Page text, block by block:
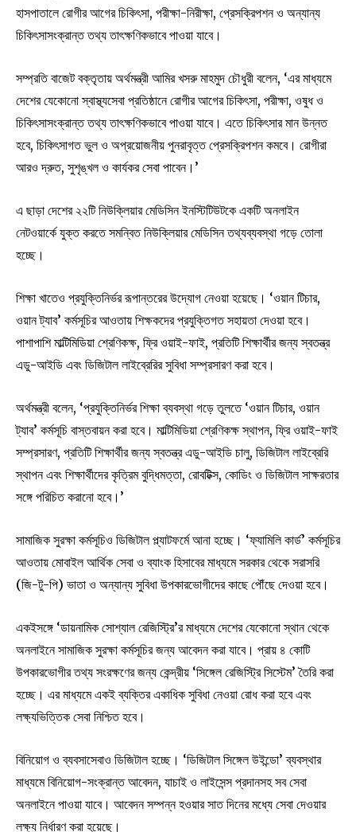
হাসপাতালে রোগীর আগের চিকিৎসা, পরীক্ষা-নিরীক্ষা, প্রেসক্রিপশন ও অন্যান্য
চিকিৎসাসংক্রান্ত তথ্য তাৎক্ষণিকভাবে পাওয়া যাবে।
সম্প্রতি বাজেট বক্তৃতায় অর্থমন্ত্রী আমির খসরু মাহমুদ চৌধুরী বলেন, ‘এর মাধ্যমে
দেশের যেকোনো স্বাস্থ্যসেবা প্রতিষ্ঠানে রোগীর আগের চিকিৎসা, পরীক্ষা, ওষুধ ও
চিকিৎসাসংক্রান্ত তথ্য তাৎক্ষণিকভাবে পাওয়া যাবে। এতে চিকিৎসার মান উন্নত
হবে, চিকিৎসাগত ভুল ও অপ্রয়োজনীয় পুনরাবৃত্ত প্রেসক্রিপশন কমবে। রোগীরা
আরও দ্রুত, সুশৃঙ্খল ও কার্যকর সেবা পাবেন।’
এ ছাড়া দেশের ২২টি নিউক্লিয়ার মেডিসিন ইনস্টিটিউটকে একটি অনলাইন
নেটওয়ার্কে যুক্ত করতে সমন্বিত নিউক্লিয়ার মেডিসিন তথ্যব্যবস্থা গড়ে তোলা
হচ্ছে।
শিক্ষা খাতেও প্রযুক্তিনির্ভর রূপান্তরের উদ্যোগ নেওয়া হয়েছে। ‘ওয়ান টিচার,
ওয়ান ট্যাব’ কর্মসূচির আওতায় শিক্ষকদের প্রযুক্তিগত সহায়তা দেওয়া হবে।
পাশাপাশি মাল্টিমিডিয়া শ্রেণিকক্ষ, ফ্রি ওয়াই-ফাই, প্রতিটি শিক্ষার্থীর জন্য স্বতন্ত্র
এডু-আইডি এবং ডিজিটাল লাইব্রেরির সুবিধা সম্প্রসারণ করা হবে।
অর্থমন্ত্রী বলেন, ‘প্রযুক্তিনির্ভর শিক্ষা ব্যবস্থা গড়ে তুলতে ‘ওয়ান টিচার, ওয়ান
ট্যাব’ কর্মসূচি বাস্তবায়ন করা হবে। মাল্টিমিডিয়া শ্রেণিকক্ষ স্থাপন, ফ্রি ওয়াই-ফাই
সম্প্রসারণ, প্রতিটি শিক্ষার্থীর জন্য স্বতন্ত্র এডু-আইডি চালু, ডিজিটাল লাইব্রেরি
স্থাপন এবং শিক্ষার্থীদের কৃত্রিম বুদ্ধিমত্তা, রোবটিক্স, কোডিং ও ডিজিটাল সাক্ষরতার
সঙ্গে পরিচিত করানো হবে।’
সামাজিক সুরক্ষা কর্মসূচিও ডিজিটাল প্ল্যাটফর্মে আনা হচ্ছে। ‘ফ্যামিলি কার্ড’ কর্মসূচির
আওতায় মোবাইল আর্থিক সেবা ও ব্যাংক হিসাবের মাধ্যমে সরকার থেকে সরাসরি
(জি-টু-পি) ভাতা ও অন্যান্য সুবিধা উপকারভোগীদের কাছে পৌঁছে দেওয়া হবে।
একইসঙ্গে ‘ডায়নামিক সোশ্যাল রেজিস্ট্রি’র মাধ্যমে দেশের যেকোনো স্থান থেকে
অনলাইনে সামাজিক সুরক্ষা কর্মসূচির জন্য আবেদন করা যাবে। প্রায় ৪ কোটি
উপকারভোগীর তথ্য সংরক্ষণের জন্য কেন্দ্রীয় ‘সিঙ্গেল রেজিস্ট্রি সিস্টেম’ তৈরি করা
হচ্ছে। এর মাধ্যমে একই ব্যক্তির একাধিক সুবিধা নেওয়া রোধ করা হবে এবং
লক্ষ্যভিত্তিক সেবা নিশ্চিত হবে।
বিনিয়োগ ও ব্যবসাসেবাও ডিজিটাল হচ্ছে। ‘ডিজিটাল সিঙ্গেল উইন্ডো’ ব্যবস্থার
মাধ্যমে বিনিয়োগ-সংক্রান্ত আবেদন, যাচাই ও লাইসেন্স প্রদানসহ সব সেবা
অনলাইনে পাওয়া যাবে। আবেদন সম্পন্ন হওয়ার সাত দিনের মধ্যে সেবা দেওয়ার
লক্ষ্য নির্ধারণ করা হয়েছে।